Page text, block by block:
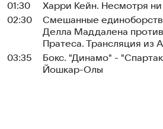
01:30
Харри Кейн. Несмотря ни
02:30
Смешанные
Делла Маддалена
Пратеса. Трансляция из
03:35
Бокс. "Динамо" -
Йошкар-Олы